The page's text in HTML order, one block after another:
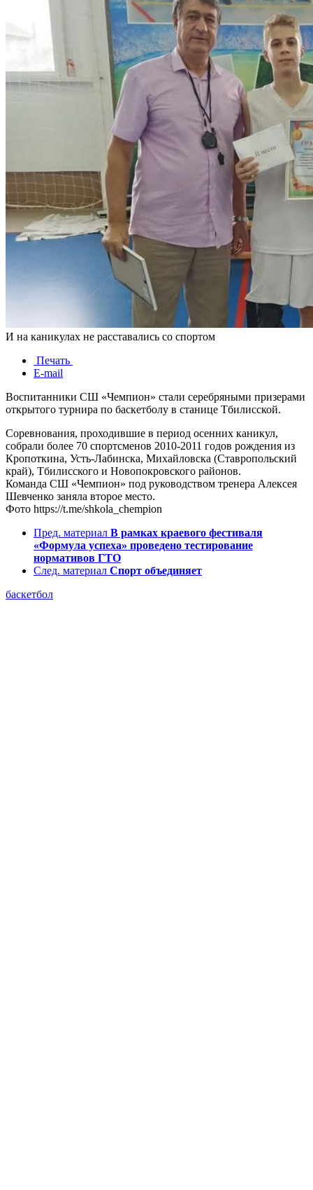
И на каникулах не расставались со спортом
Печать
E-mail
Воспитанники СШ «Чемпион» стали серебряными призерами
открытого турнира по баскетболу в станице Тбилисской.
Соревнования, проходившие в период осенних каникул,
собрали более 70 спортсменов 2010-2011 годов рождения из
Кропоткина, Усть-Лабинска, Михайловска (Ставропольский
край), Тбилисского и Новопокровского районов.
Команда СШ «Чемпион» под руководством тренера Алексея
Шевченко заняла второе место.
Фото https://t.me/shkola_chempion
Пред. материал В рамках краевого фестиваля
«Формула успеха» проведено тестирование
нормативов ГТО
След. материал Спорт объединяет
баскетбол